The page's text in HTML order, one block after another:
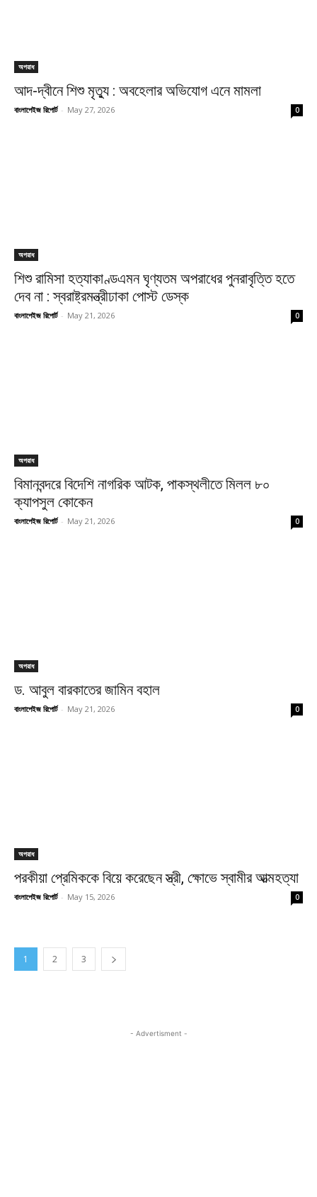
অপরাধ
আদ-দ্বীনে শিশু মৃত্যু : অবহেলার অভিযোগ এনে মামলা
বাংলাপেইজ রিপোর্ট - May 27, 2026 0
অপরাধ
শিশু রামিসা হত্যাকাণ্ডএমন ঘৃণ্যতম অপরাধের পুনরাবৃত্তি হতে
দেব না : স্বরাষ্ট্রমন্ত্রীঢাকা পোস্ট ডেস্ক
বাংলাপেইজ রিপোর্ট - May 21, 2026 0
অপরাধ
বিমানবন্দরে বিদেশি নাগরিক আটক, পাকস্থলীতে মিলল ৮০
ক্যাপসুল কোকেন
বাংলাপেইজ রিপোর্ট - May 21, 2026 0
অপরাধ
ড. আবুল বারকাতের জামিন বহাল
বাংলাপেইজ রিপোর্ট - May 21, 2026 0
অপরাধ
পরকীয়া প্রেমিককে বিয়ে করেছেন স্ত্রী, ক্ষোভে স্বামীর আত্মহত্যা
বাংলাপেইজ রিপোর্ট - May 15, 2026 0
1 2 3
- Advertisment -